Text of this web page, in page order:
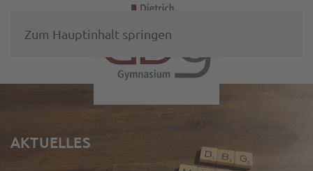
Zum Hauptinhalt springen
AKTUELLES